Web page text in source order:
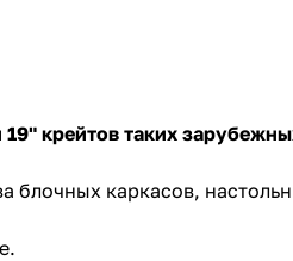
крейтов таких
блочных каркасов,